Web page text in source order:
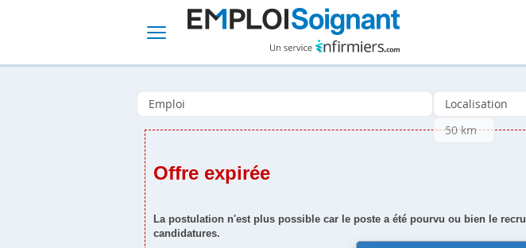
Offre expirée
La postulation n'est plus possible car le poste a été pourvu ou bien le
candidatures.